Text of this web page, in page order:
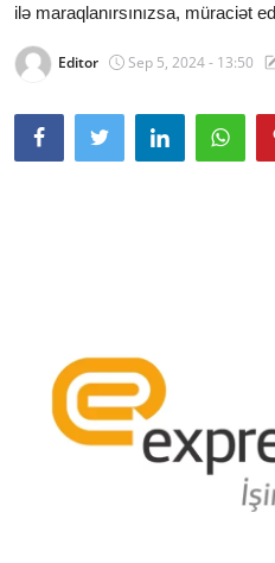
Xəbərlər
ilə maraqlanırsınızsa, müraciət
Editor Sep 5, 2024 - 13:50